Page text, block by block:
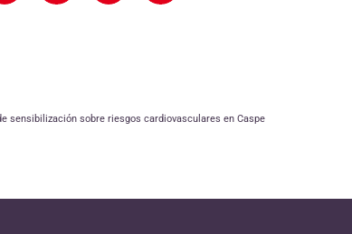
sensibilización sobre riesgos cardiovasculares en Caspe